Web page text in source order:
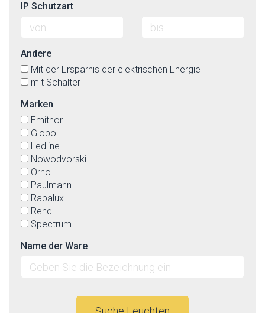
IP Schutzart
Andere
Mit der Ersparnis der elektrischen Energie
mit Schalter
Marken
Emithor
Globo
Ledline
Nowodvorski
Orno
Paulmann
Rabalux
Rendl
Spectrum
Name der Ware